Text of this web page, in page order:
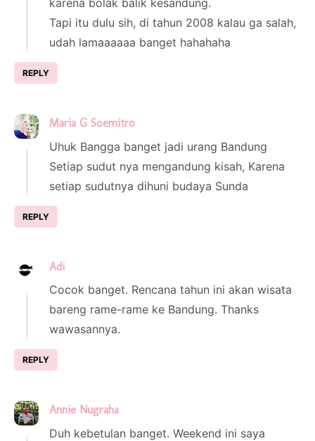
Tapi itu dulu sih, di tahun 2008 kalau ga salah,
udah lamaaaaaa banget hahahaha
REPLY
Maria G Soemitro
Uhuk Bangga banget jadi urang Bandung
Setiap sudut nya mengandung kisah, Karena
setiap sudutnya dihuni budaya Sunda
REPLY
Adi
Cocok banget. Rencana tahun ini akan wisata
bareng rame-rame ke Bandung. Thanks
wawasannya.
REPLY
Annie Nugraha
Duh kebetulan banget. Weekend ini saya